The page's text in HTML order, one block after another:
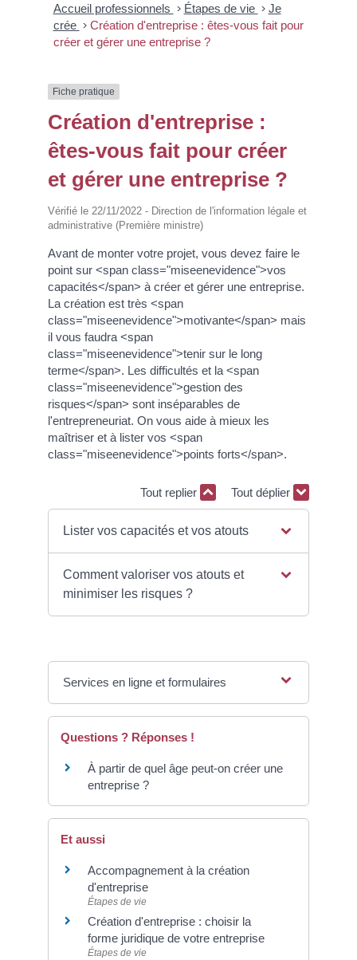
Accueil professionnels > Étapes de vie > Je
crée > Création d'entreprise : êtes-vous fait pour
créer et gérer une entreprise ?
Fiche pratique
Création d'entreprise :
êtes-vous fait pour créer
et gérer une entreprise ?
Vérifié le 22/11/2022 - Direction de l'information légale et
administrative (Première ministre)
Avant de monter votre projet, vous devez faire le
point sur <span class="miseenevidence">vos
capacités</span> à créer et gérer une entreprise.
La création est très <span
class="miseenevidence">motivante</span> mais
il vous faudra <span
class="miseenevidence">tenir sur le long
terme</span>. Les difficultés et la <span
class="miseenevidence">gestion des
risques</span> sont inséparables de
l'entrepreneuriat. On vous aide à mieux les
maîtriser et à lister vos <span
class="miseenevidence">points forts</span>.
Tout replier Tout déplier
Lister vos capacités et vos atouts
Comment valoriser vos atouts et
minimiser les risques ?
Services en ligne et formulaires
Questions ? Réponses !
À partir de quel âge peut-on créer une
entreprise ?
Et aussi
Accompagnement à la création
d'entreprise
Étapes de vie
Création d'entreprise : choisir la
forme juridique de votre entreprise
Étapes de vie